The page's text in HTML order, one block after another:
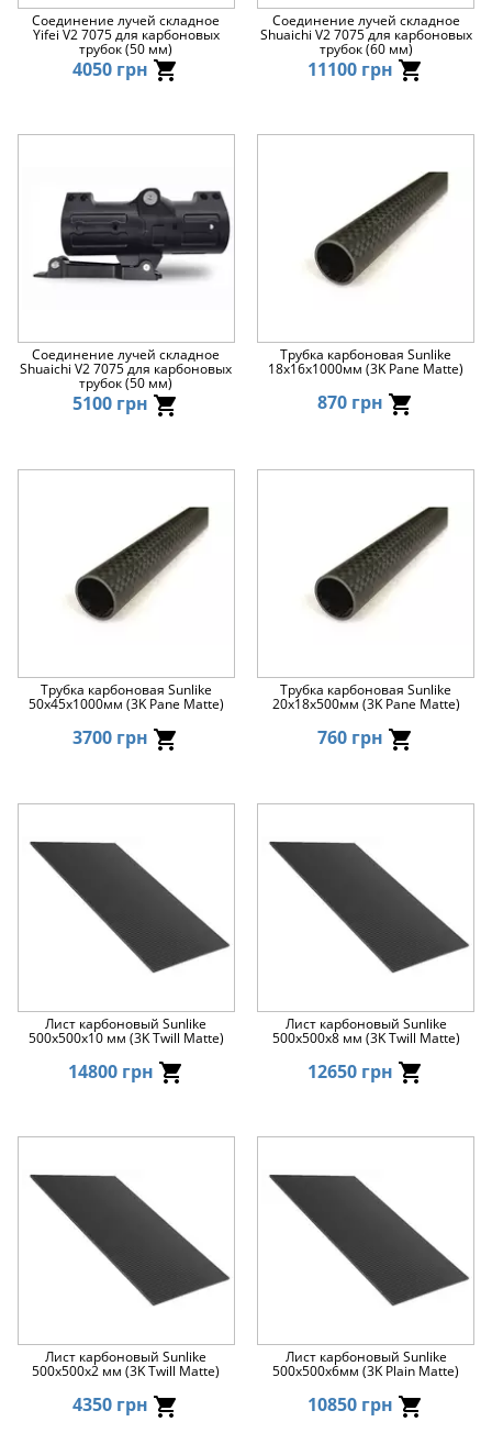
Соединение лучей складное
Yifei V2 7075 для карбоновых
трубок (50 мм)
4050 грн
Соединение лучей складное
Shuaichi V2 7075 для карбоновых
трубок (60 мм)
11100 грн
Соединение лучей складное
Shuaichi V2 7075 для карбоновых
трубок (50 мм)
5100 грн
Трубка карбоновая Sunlike
18x16x1000мм (3K Pane Matte)
870 грн
Трубка карбоновая Sunlike
50x45x1000мм (3K Pane Matte)
3700 грн
Трубка карбоновая Sunlike
20x18x500мм (3K Pane Matte)
760 грн
Лист карбоновый Sunlike
500x500x10 мм (3K Twill Matte)
14800 грн
Лист карбоновый Sunlike
500x500x8 мм (3K Twill Matte)
12650 грн
Лист карбоновый Sunlike
500x500x2 мм (3K Twill Matte)
4350 грн
Лист карбоновый Sunlike
500x500x6мм (3K Plain Matte)
10850 грн